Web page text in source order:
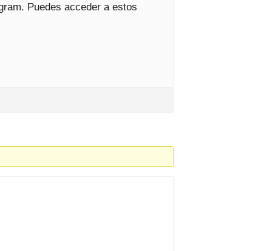
Puedes acceder a estos